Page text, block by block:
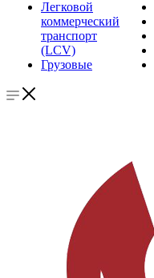
Легковой
коммерческий
транспорт
(LCV)
Грузовые